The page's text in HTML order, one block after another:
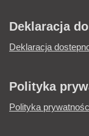
Deklaracja
Deklaracja
Polityka
Polityka